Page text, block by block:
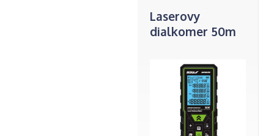
Laserovy
dialkomer 50m